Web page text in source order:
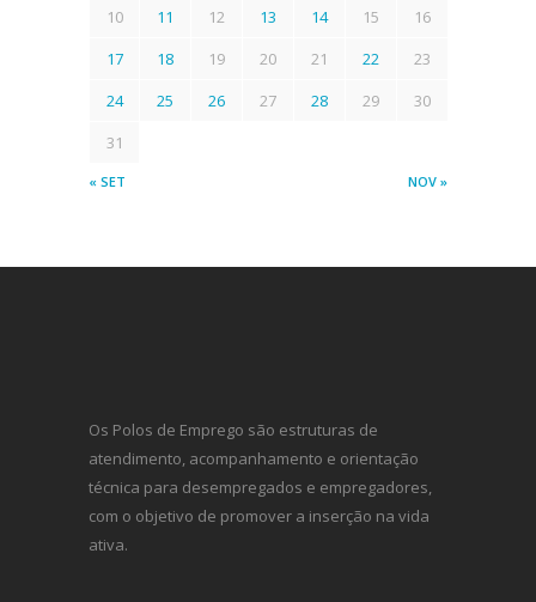
« SET NOV »
10
11 12 13 14 15
16
17
18 19 20 21 22
23
24
25 26 27 28 29
30
31
Os Polos de Emprego são estruturas de
atendimento, acompanhamento e orientação
técnica para desempregados e empregadores,
com o objetivo de promover a inserção na vida
ativa.